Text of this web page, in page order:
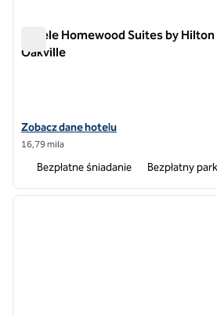
Hotele Homewood Suites by
Oakville
Zobacz szczegóły hotelu Homewood
Zobacz dane hotelu
16,79 mila
Bezpłatne śniadanie Bezpłatny
1 z 12